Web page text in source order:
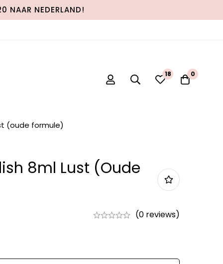
NAAR NEDERLAND!
0 0
(oude formule)
8ml Lust (oude
(0 reviews)